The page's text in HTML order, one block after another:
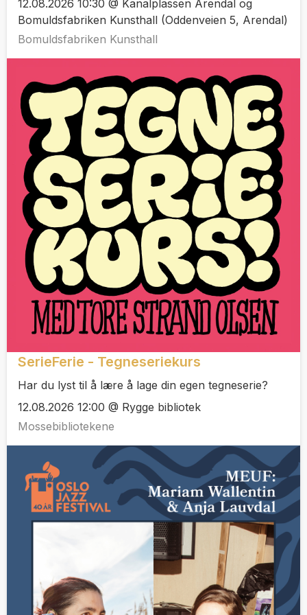
12.08.2026 10:30 @ Kanalplassen Arendal og
Bomuldsfabriken Kunsthall (Oddenveien 5, Arendal)
Bomuldsfabriken Kunsthall
SerieFerie - Tegneseriekurs
Har du lyst til å lære å lage din egen tegneserie?
12.08.2026 12:00 @ Rygge bibliotek
Mossebibliotekene